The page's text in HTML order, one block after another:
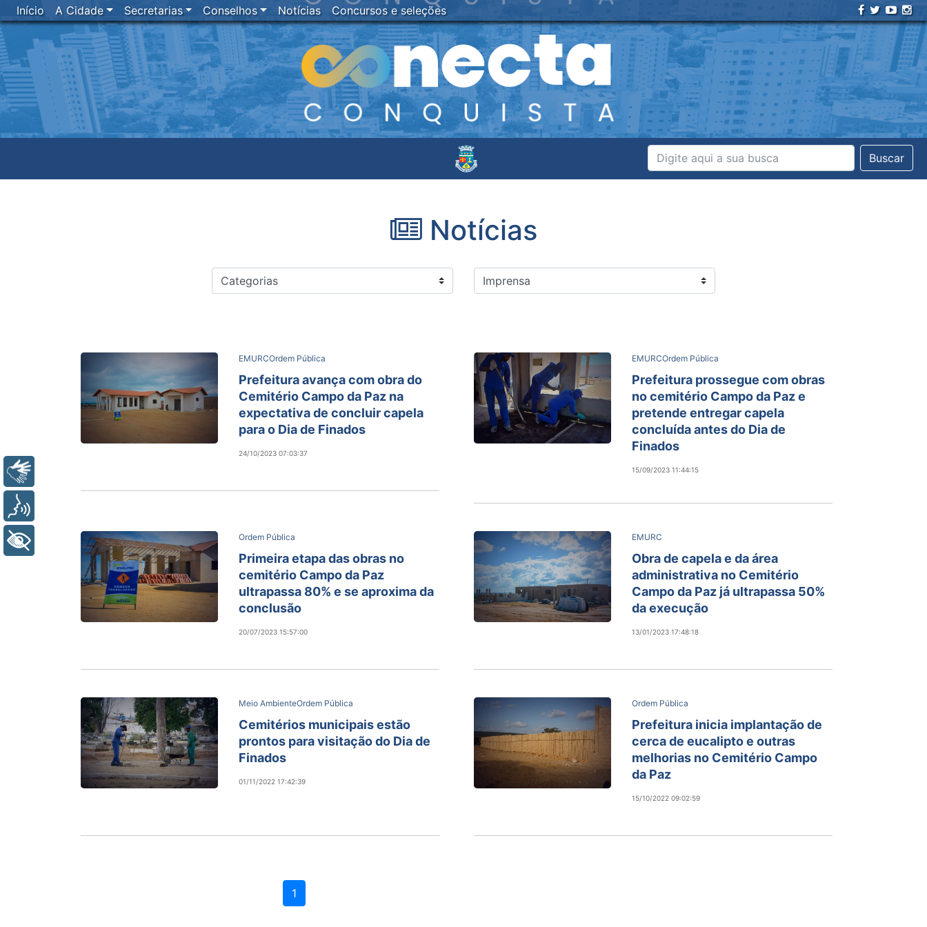
Início A Cidade Secretarias Conselhos Notícias Concursos e seleções
Buscar
Notícias
EMURCOrdem Pública
Prefeitura avança com obra do
Cemitério Campo da Paz na
expectativa de concluir capela
para o Dia de Finados
24/10/2023 07:03:37
EMURCOrdem Pública
Prefeitura prossegue com obras
no cemitério Campo da Paz e
pretende entregar capela
concluída antes do Dia de
Finados
15/09/2023 11:44:15
Ordem Pública
Primeira etapa das obras no
cemitério Campo da Paz
ultrapassa 80% e se aproxima da
conclusão
20/07/2023 15:57:00
EMURC
Obra de capela e da área
administrativa no Cemitério
Campo da Paz já ultrapassa 50%
da execução
13/01/2023 17:48:18
Meio AmbienteOrdem Pública
Cemitérios municipais estão
prontos para visitação do Dia de
Finados
01/11/2022 17:42:39
Ordem Pública
Prefeitura inicia implantação de
cerca de eucalipto e outras
melhorias no Cemitério Campo
da Paz
15/10/2022 09:02:59
1
+ Acessibilidade